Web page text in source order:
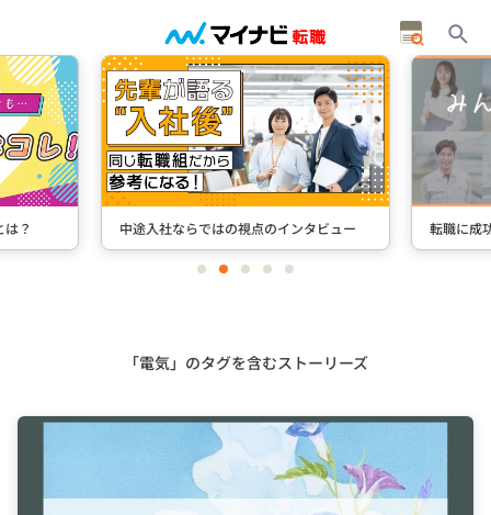
ュー 転職に成功した先輩たちのインタビュー ＋
itemitemitemitemitem
「電気」のタグを含むストーリーズ